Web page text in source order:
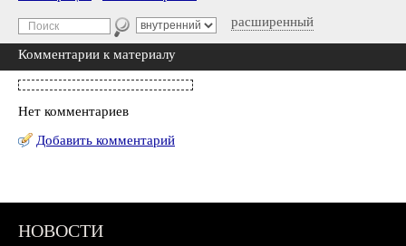
расширенный
Комментарии к материалу
Нет комментариев
Добавить комментарий
НОВОСТИ